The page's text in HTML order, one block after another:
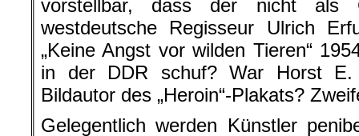
vorstellbar, dass der nicht als
westdeutsche Regisseur Ulrich
„Keine Angst vor wilden Tieren“
in der DDR schuf? War Horst E.
Bildautor des „Heroin“-Plakats?
Gelegentlich werden Künstler